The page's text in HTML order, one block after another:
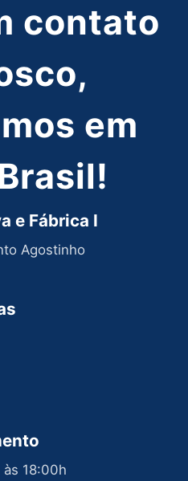
contato
em
e Fábrica I
Agostinho
18:00h